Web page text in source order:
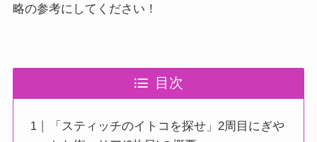
略の参考にしてください！
目次
「スティッチのイトコを探せ」2周目にぎや